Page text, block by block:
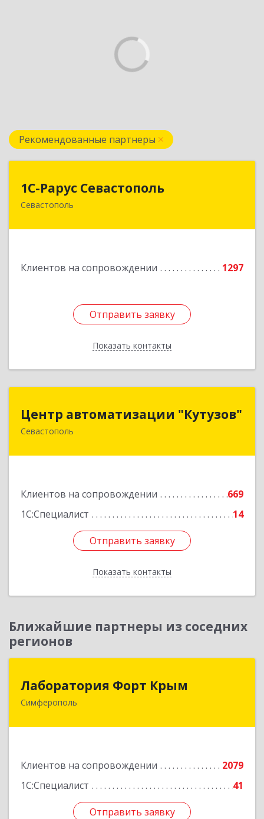
Рекомендованные партнеры
1С-Рарус Севастополь
Севастополь
Клиентов на сопровождении 1297
Отправить заявку
Показать контакты
299011, Севастополь г, Кулакова ул, дом № 58
Отправить заявку
Назад
Центр автоматизации "Кутузов"
Севастополь
Клиентов на сопровождении
669
1С:Специалист
14
Отправить заявку
Показать контакты
299011, Севастополь г, Генерала Петрова ул,
Отправить заявку
Назад
Ближайшие партнеры из соседних
регионов
Лаборатория Форт Крым
Симферополь
Клиентов на сопровождении
2079
1С:Специалист
41
Отправить заявку
295034, Крым Респ, Симферополь г, Киевская
Отправить заявку